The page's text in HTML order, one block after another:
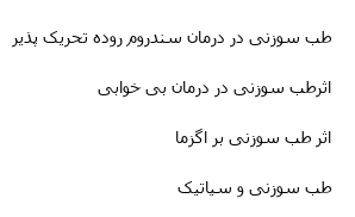
طب سوزنى در درمان سندروم روده تحریک پذیر
اثرطب سوزنى در درمان بی خوابی
اثر طب سوزنی بر اگزما
طب سوزنی و سیاتیک